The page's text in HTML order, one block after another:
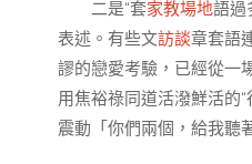
二是“套家教場地語過
表述。有些文訪談章套語
謬的戀愛考驗，已經從一
用焦裕祿同道活潑鮮活的
震動「你們兩個，給我聽